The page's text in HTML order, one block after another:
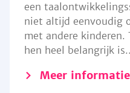
een
niet altijd eenvoudig
met andere
hen heel belangrijk
Meer informatie